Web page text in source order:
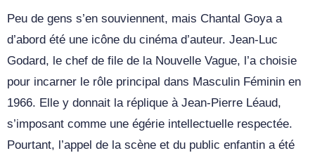
Peu de gens s’en souviennent, mais Chantal Goya a
d’abord été une icône du cinéma d’auteur. Jean-Luc
Godard, le chef de file de la Nouvelle Vague, l’a choisie
pour incarner le rôle principal dans Masculin Féminin en
1966. Elle y donnait la réplique à Jean-Pierre Léaud,
s’imposant comme une égérie intellectuelle respectée.
Pourtant, l’appel de la scène et du public enfantin a été